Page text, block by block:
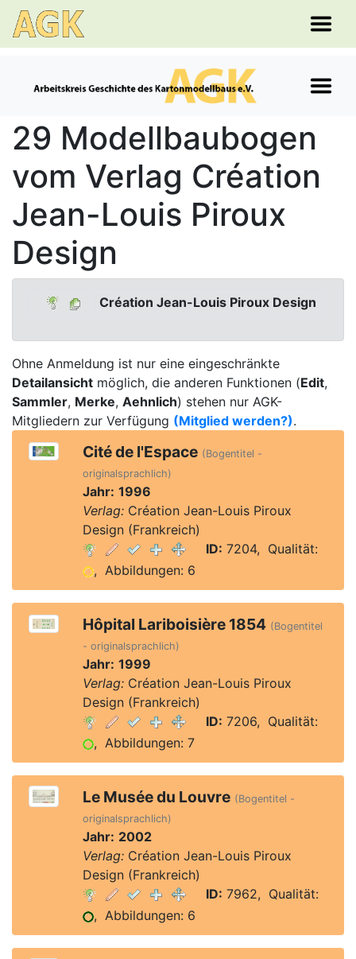
29 Modellbaubogen
vom Verlag Création
Jean-Louis Piroux
Design
Création Jean-Louis Piroux Design
Ohne Anmeldung ist nur eine eingeschränkte
Detailansicht möglich, die anderen Funktionen (Edit,
Sammler, Merke, Aehnlich) stehen nur AGK-
Mitgliedern zur Verfügung (Mitglied werden?).
Cité de l'Espace (Bogentitel -
originalsprachlich)
Jahr: 1996
Verlag:Création Jean-Louis Piroux
Design (Frankreich)
ID: 7204, Qualität:
, Abbildungen: 6
Hôpital Lariboisière 1854 (Bogentitel
- originalsprachlich)
Jahr: 1999
Verlag:Création Jean-Louis Piroux
Design (Frankreich)
ID: 7206, Qualität:
, Abbildungen: 7
Le Musée du Louvre (Bogentitel -
originalsprachlich)
Jahr: 2002
Verlag:Création Jean-Louis Piroux
Design (Frankreich)
ID: 7962, Qualität:
, Abbildungen: 6